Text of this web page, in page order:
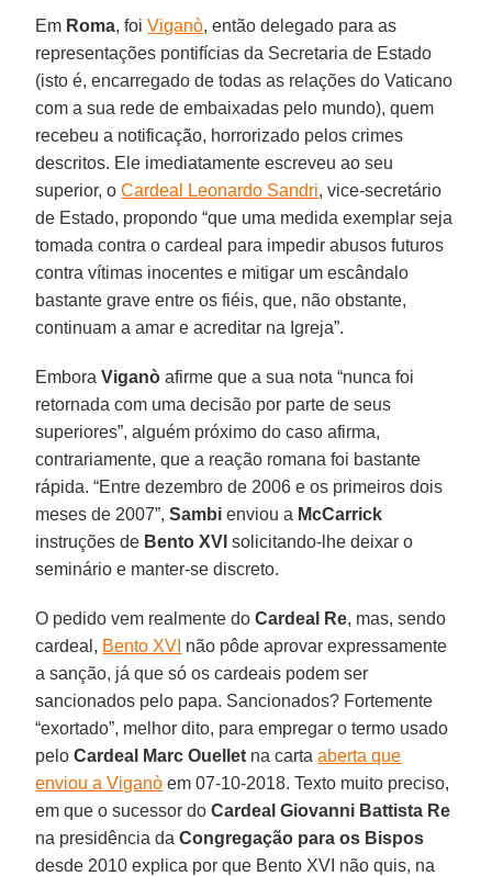
Em Roma, foiViganò, então delegado para as
representações pontifícias da Secretaria de Estado
(isto é, encarregado de todas as relações do Vaticano
com a sua rede de embaixadas pelo mundo), quem
recebeu a notificação, horrorizado pelos crimes
descritos. Ele imediatamente escreveu ao seu
superior, oCardeal Leonardo Sandri, vice-secretário
de Estado, propondo “que uma medida exemplar seja
tomada contra o cardeal para impedir abusos futuros
contra vítimas inocentes e mitigar um escândalo
bastante grave entre os fiéis, que, não obstante,
continuam a amar e acreditar na Igreja”.
EmboraViganò afirme que a sua nota “nunca foi
retornada com uma decisão por parte de seus
superiores”, alguém próximo do caso afirma,
contrariamente, que a reação romana foi bastante
rápida. “Entre dezembro de 2006 e os primeiros dois
meses de 2007”,Sambi enviou a McCarrick
instruções de Bento XVI solicitando-lhe deixar o
seminário e manter-se discreto.
O pedido vem realmente doCardeal Re, mas, sendo
cardeal, Bento XVI não pôde aprovar expressamente
a sanção, já que só os cardeais podem ser
sancionados pelo papa. Sancionados? Fortemente
“exortado”, melhor dito, para empregar o termo usado
peloCardeal Marc Ouellet na cartaaberta que
enviou a Viganò em 07-10-2018. Texto muito preciso,
em que o sucessor doCardeal Giovanni Battista Re
na presidência daCongregação para os Bispos
desde 2010 explica por que Bento XVI não quis, na